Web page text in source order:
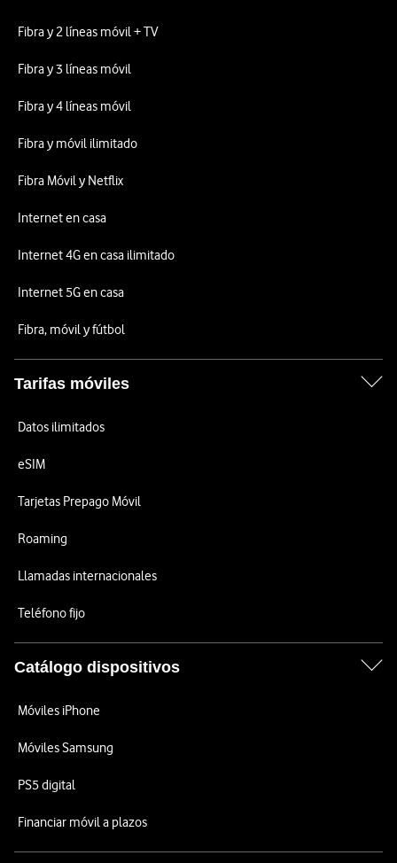
Fibra y 2 líneas móvil + TV
Fibra y 3 líneas móvil
Fibra y 4 líneas móvil
Fibra y móvil ilimitado
Fibra Móvil y Netflix
Internet en casa
Internet 4G en casa ilimitado
Internet 5G en casa
Fibra, móvil y fútbol
Tarifas móviles
Datos ilimitados
eSIM
Tarjetas Prepago Móvil
Roaming
Llamadas internacionales
Teléfono fijo
Catálogo dispositivos
Móviles iPhone
Móviles Samsung
PS5 digital
Financiar móvil a plazos